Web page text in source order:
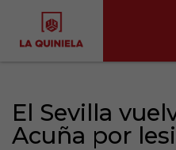
El Sevilla
Acuña por